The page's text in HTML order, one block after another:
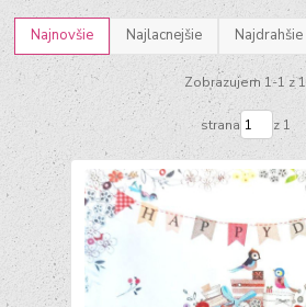
Najnovšie Najlacnejšie Najdrahšie
Zobrazujem 1-1 z 1
strana z 1